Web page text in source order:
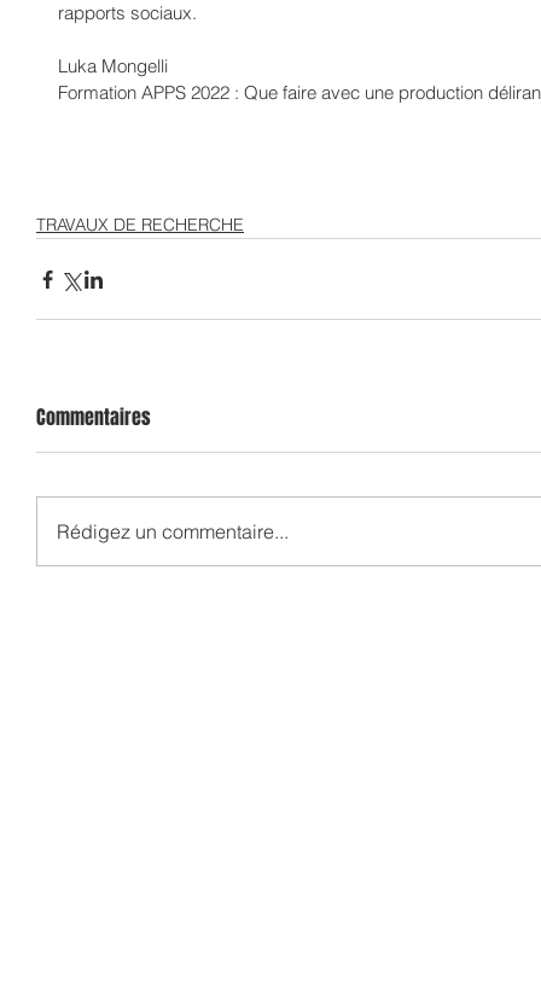
rapports sociaux.
Luka Mongelli
Formation APPS 2022 : Que faire avec une production
TRAVAUX DE RECHERCHE
Commentaires
Rédigez un commentaire...